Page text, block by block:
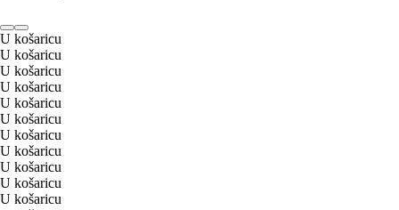
U košaricu
U košaricu
U košaricu
U košaricu
U košaricu
U košaricu
U košaricu
U košaricu
U košaricu
U košaricu
U košaricu